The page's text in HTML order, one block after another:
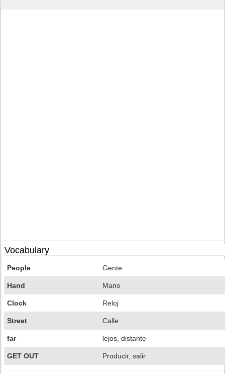
Vocabulary
People Gente
Hand Mano
Clock Reloj
Street Calle
far lejos, distante
GET OUT Producir, salir